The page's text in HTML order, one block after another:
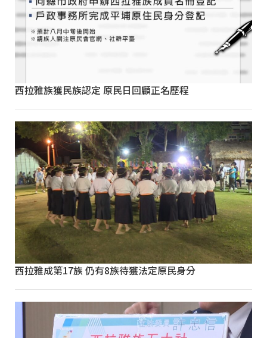
西拉雅族獲民族認定 原民日回顧正名歷程
西拉雅成第17族 仍有8族待獲法定原民身分